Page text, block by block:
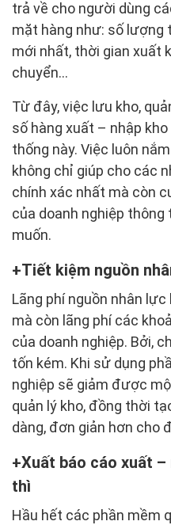
trả về cho người dùng
mặt hàng như: số lượng
mới nhất, thời gian xuất
chuyển…
Từ đây, việc lưu kho,
số hàng xuất – nhập
thống này. Việc luôn
không chỉ giúp cho các
chính xác nhất mà còn
của doanh nghiệp
muốn.
Tiết kiệm nguồn
Lãng phí nguồn nhân
mà còn lãng phí các
của doanh nghiệp. Bởi,
tốn kém. Khi sử dụng
nghiệp sẽ giảm được
quản lý kho, đồng thời
dàng, đơn giản hơn cho
Xuất báo cáo xuất
thì
Hầu hết các phần mềm